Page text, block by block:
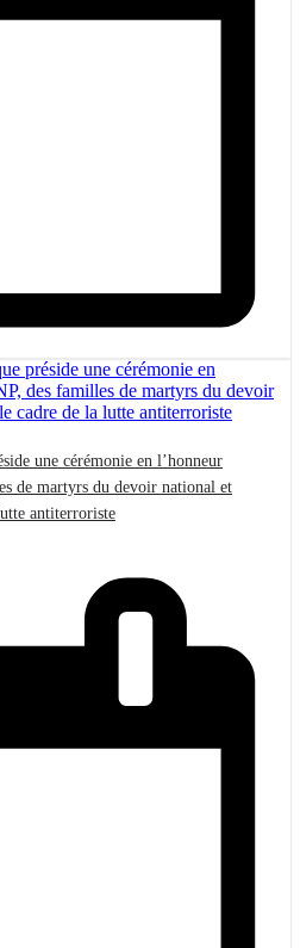
une cérémonie en l’honneur
de martyrs du devoir national et
antiterroriste